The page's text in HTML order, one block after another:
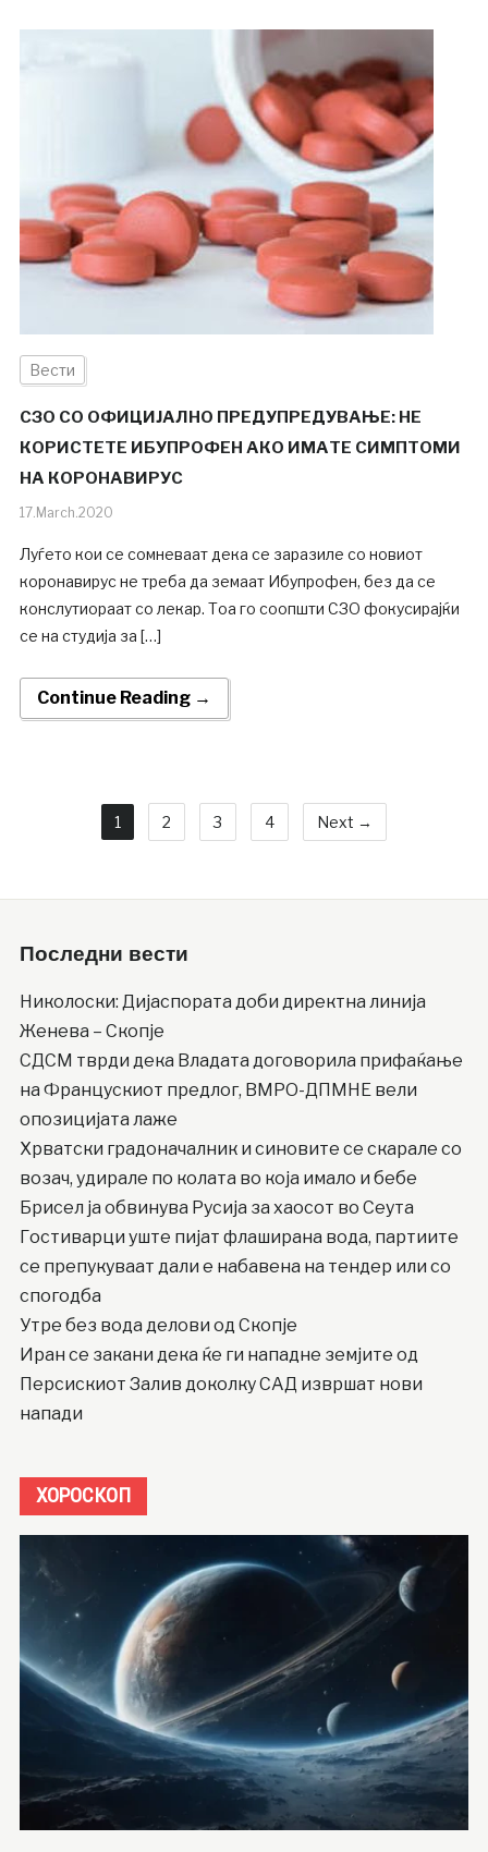
Вести
СЗО СО ОФИЦИЈАЛНО ПРЕДУПРЕДУВАЊЕ: НЕ
КОРИСТЕТЕ ИБУПРОФЕН АКО ИМАТЕ СИМПТОМИ
НА КОРОНАВИРУС
17.March.2020
Луѓето кои се сомневаат дека се заразиле со новиот
коронавирус не треба да земаат Ибупрофен, без да се
конслутиораат со лекар. Тоа го соопшти СЗО фокусирајќи
се на студија за […]
Continue Reading →
1 2 3 4 Next →
Последни вести
Николоски: Дијаспората доби директна линија
Женева – Скопје
СДСМ тврди дека Владата договорила прифаќање
на Францускиот предлог, ВМРО-ДПМНЕ вели
опозицијата лаже
Хрватски градоначалник и синовите се скарале со
возач, удирале по колата во која имало и бебе
Брисел ја обвинува Русија за хаосот во Сеута
Гостиварци уште пијат флаширана вода, партиите
се препукуваат дали е набавена на тендер или со
спогодба
Утре без вода делови од Скопје
Иран се закани дека ќе ги нападне земјите од
Персискиот Залив доколку САД извршат нови
напади
ХОРОСКОП